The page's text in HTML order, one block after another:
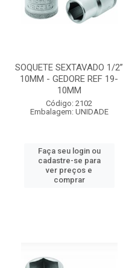
SOQUETE SEXTAVADO 1/2”
10MM - GEDORE REF 19-
10MM
Código: 2102
Embalagem: UNIDADE
Faça seu login ou
cadastre-se para
ver preços e
comprar